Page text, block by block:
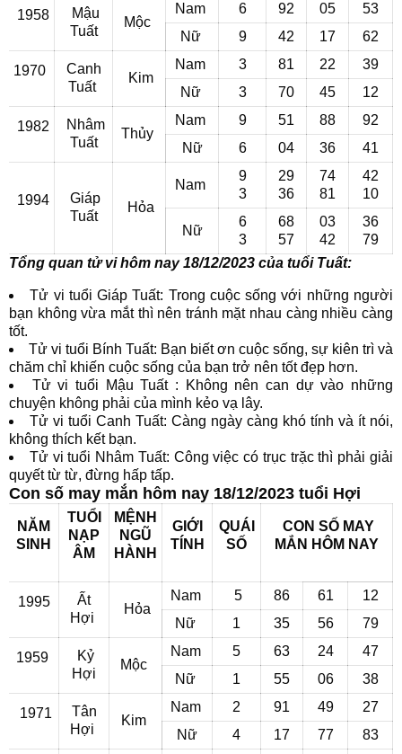
1958
Mậu
Tuất
Mộc
Nam 6 92 05
53
Nữ
9 42 17 62
1970
Canh
Tuất
Kim
Nam 3 81 22
39
Nữ
3 70 45 12
1982
Nhâm
Tuất
Thủy
Nam 9 51 88
92
Nữ
6 04 36 41
1994
Giáp
Tuất
Hỏa
Nam
9
3
29
36
74
81
42
10
Nữ
6
3
68
57
03
42
36
79
Tổng quan tử vi hôm nay 18/12/2023 của tuổi Tuất:
Tử vi tuổi Giáp Tuất: Trong cuộc sống với những người
bạn không vừa mắt thì nên tránh mặt nhau càng nhiều càng
tốt.
Tử vi tuổi Bính Tuất: Bạn biết ơn cuộc sống, sự kiên trì và
chăm chỉ khiến cuộc sống của bạn trở nên tốt đẹp hơn.
Tử vi tuổi Mậu Tuất : Không nên can dự vào những
chuyện không phải của mình kẻo vạ lây.
Tử vi tuổi Canh Tuất: Càng ngày càng khó tính và ít nói,
không thích kết bạn.
Tử vi tuổi Nhâm Tuất: Công việc có trục trặc thì phải giải
quyết từ từ, đừng hấp tấp.
Con số may mắn hôm nay 18/12/2023 tuổi Hợi
NĂM
SINH
TUỔI
NẠP
ÂM
MỆNH
NGŨ
HÀNH
GIỚI
TÍNH
QUÁI
SỐ
CON SỐ MAY
MẮN HÔM NAY
1995
Ất
Hợi
Hỏa
Nam 5 86 61
12
Nữ
1 35 56 79
1959
Kỷ
Hợi
Mộc
Nam 5 63 24
47
Nữ
1 55 06 38
1971
Tân
Hợi
Kim
Nam 2 91 49
27
Nữ
4 17 77 83